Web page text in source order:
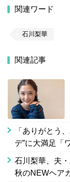
関連ワード
石川梨華
関連記事
「ありがとう
デ”に大満足「
石川梨華、夫
秋のNEWヘア